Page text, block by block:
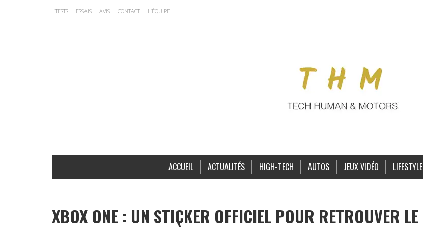
TESTS ESSAIS AVIS CONTACT L’ÉQUIPE
ACCUEIL ACTUALITÉS HIGH-TECH AUTOS JEUX VIDÉO LIFESTYLE
XBOX ONE : UN STICKER OFFICIEL POUR RETROUVER LE